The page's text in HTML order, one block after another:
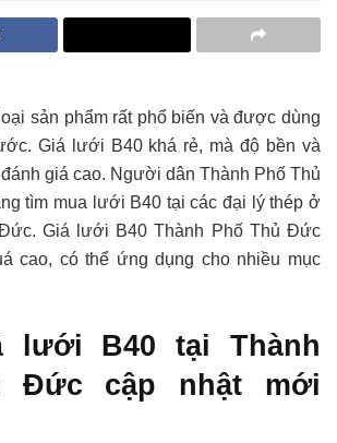
sản phẩm rất phổ biến và được dùng
Giá lưới B40 khá rẻ, mà độ bền và
giá cao. Người dân Thành Phố Thủ
tìm mua lưới B40 tại các đại lý thép ở
Giá lưới B40 Thành Phố Thủ Đức
cao, có thể ứng dụng cho nhiều mục
lưới B40 tại Thành
Đức cập nhật mới